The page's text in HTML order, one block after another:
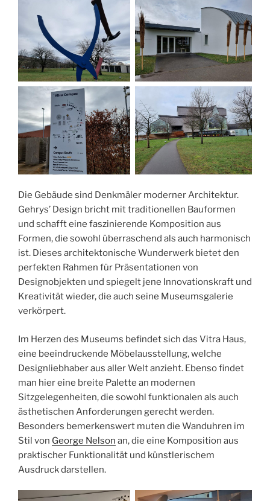
Die Gebäude sind Denkmäler moderner Architektur.
Gehrys’ Design bricht mit traditionellen Bauformen
und schafft eine faszinierende Komposition aus
Formen, die sowohl überraschend als auch harmonisch
ist. Dieses architektonische Wunderwerk bietet den
perfekten Rahmen für Präsentationen von
Designobjekten und spiegelt jene Innovationskraft und
Kreativität wieder, die auch seine Museumsgalerie
verkörpert.
Im Herzen des Museums befindet sich das Vitra Haus,
eine beeindruckende Möbelausstellung, welche
Designliebhaber aus aller Welt anzieht. Ebenso findet
man hier eine breite Palette an modernen
Sitzgelegenheiten, die sowohl funktionalen als auch
ästhetischen Anforderungen gerecht werden.
Besonders bemerkenswert muten die Wanduhren im
Stil von George Nelson an, die eine Komposition aus
praktischer Funktionalität und künstlerischem
Ausdruck darstellen.